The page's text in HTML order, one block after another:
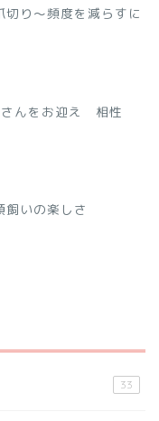
切り～頻度を減らすに
んをお迎え 相性
飼いの楽しさ
33